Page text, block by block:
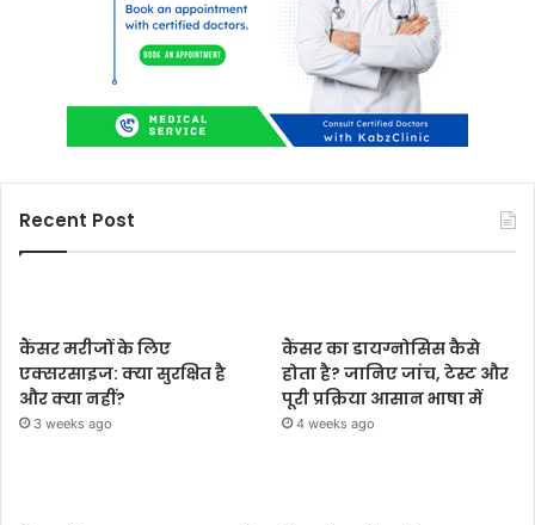
Recent Post
कैंसर मरीजों के लिए
एक्सरसाइज: क्या सुरक्षित है
और क्या नहीं?
3 weeks ago
कैंसर का डायग्नोसिस कैसे
होता है? जानिए जांच, टेस्ट और
पूरी प्रक्रिया आसान भाषा में
4 weeks ago